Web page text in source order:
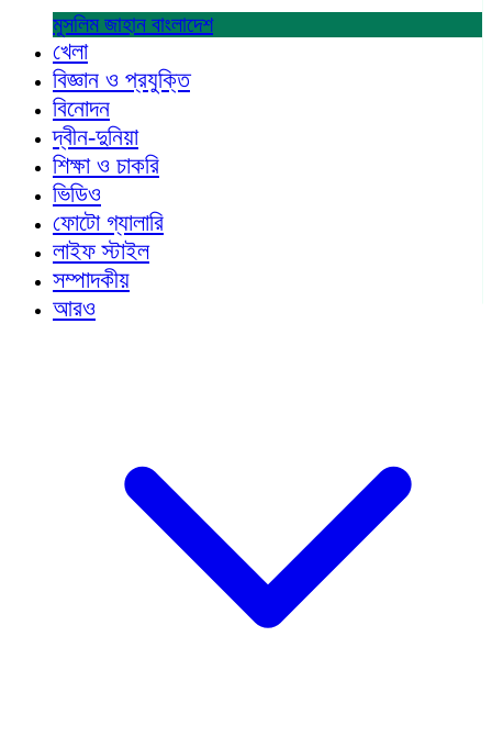
মুসলিম জাহান বাংলাদেশ
খেলা
বিজ্ঞান ও প্রযুক্তি
বিনোদন
দ্বীন-দুনিয়া
শিক্ষা ও চাকরি
ভিডিও
ফোটো গ্যালারি
লাইফ স্টাইল
সম্পাদকীয়
আরও